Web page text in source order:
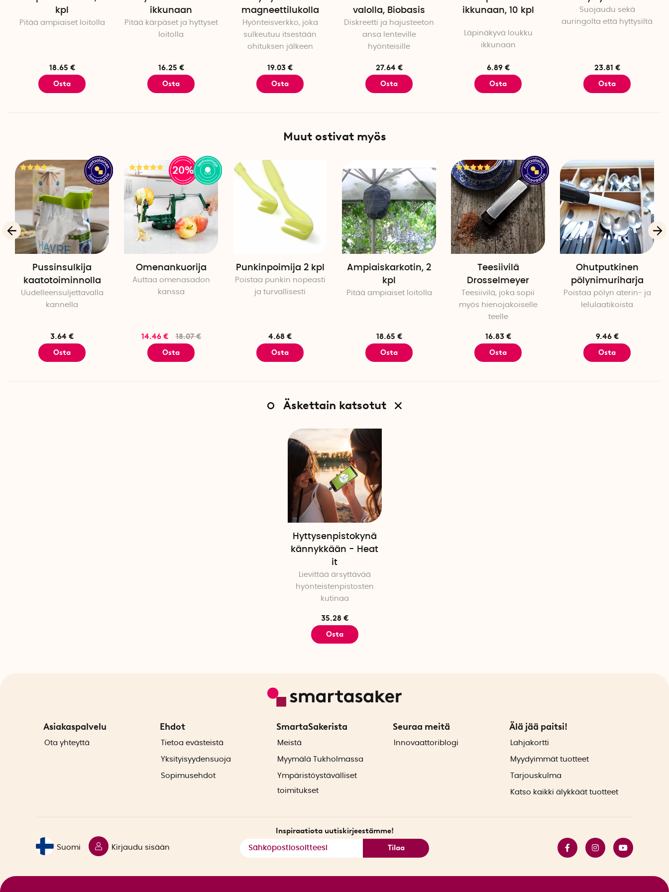
Muuta: Heat it -sovellus on saatavana useilla kielillä
Kuluttaa noin 0,1 % älypuhelimen akusta käyttökertaa kohden
Voidaan käyttää neljävuotiaille ja sitä vanhemmille lapsille
kpl
Pitää ampiaiset loitolla
18.65 €
Osta
ikkunaan
Pitää kärpäset ja hyttyset
loitolla
16.25 €
Osta
magneettilukolla
Hyönteisverkko, joka
sulkeutuu itsestään
ohituksen jälkeen
19.03 €
Osta
valolla, Biobasis
Diskreetti ja hajusteeton
ansa lenteville
hyönteisille
27.64 €
Osta
ikkunaan, 10 kpl
Läpinäkyvä loukku
ikkunaan
6.89 €
Osta
Suojaudu sekä
auringolta että hyttysiltä
23.81 €
Osta
Muut ostivat myös
Pussinsulkija
kaatotoiminnolla
Uudelleensuljettavalla
kannella
3.64 €
Osta
20%
Omenankuorija
Auttaa omenasadon
kanssa
14.46 €
18.07 €
Osta
Punkinpoimija 2 kpl
Poistaa punkin nopeasti
ja turvallisesti
4.68 €
Osta
Ampiaiskarkotin, 2
kpl
Pitää ampiaiset loitolla
18.65 €
Osta
Teesiivilä
Drosselmeyer
Teesiivilä, joka sopii
myös hienojakoiselle
teelle
16.83 €
Osta
Ohutputkinen
pölynimuriharja
Poistaa pölyn aterin- ja
lelulaatikoista
9.46 €
Osta
Äskettain katsotut
Hyttysenpistokynä
kännykkään - Heat
it
Lievittää ärsyttävää
hyönteistenpistosten
kutinaa
35.28 €
Osta
Asiakaspalvelu
Ota yhteyttä
Ehdot
Tietoa evästeistä
Yksityisyydensuoja
Sopimusehdot
SmartaSakerista
Meistä
Myymälä Tukholmassa
Ympäristöystävälliset
toimitukset
Seuraa meitä
Innovaattoriblogi
Älä jää paitsi!
Lahjakortti
Myydyimmät tuotteet
Tarjouskulma
Katso kaikki älykkäät tuotteet
Suomi Kirjaudu sisään
Inspiraatiota uutiskirjeestämme!
Tilaa